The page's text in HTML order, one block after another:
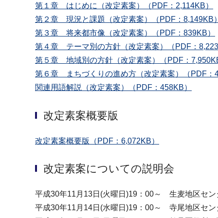
第１章 はじめに（改定素案）（PDF：2,114KB）
第２章 現況と課題（改定素案）（PDF：8,149KB）
第３章 将来都市像（改定素案）（PDF：839KB）
第４章 テーマ別の方針（改定素案）（PDF：
第５章 地域別の方針（改定素案）（PDF：
第６章 まちづくりの進め方（改定素案）（PDF：
関連用語解説（改定素案）（PDF：458KB）
改定素案概要版
改定素案概要版（PDF：6,072KB）
改定素案についての説明会
平成30年11月13日(火曜日)19：00～ 生麦地区セン
平成30年11月14日(水曜日)19：00～ 寺尾地区セン